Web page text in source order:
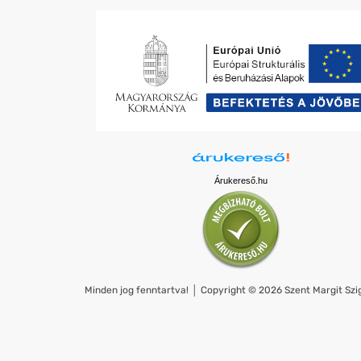
Árukereső.hu
Minden jog fenntartva! │ Copyright © 2026 Szent Margit